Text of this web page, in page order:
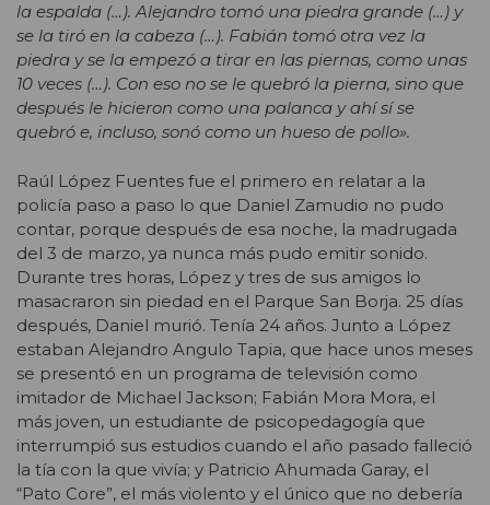
la espalda (…). Alejandro tomó una piedra grande (…) y
se la tiró en la cabeza (…). Fabián tomó otra vez la
piedra y se la empezó a tirar en las piernas, como unas
10 veces (…). Con eso no se le quebró la pierna, sino que
después le hicieron como una palanca y ahí sí se
quebró e, incluso, sonó como un hueso de pollo».
Raúl López Fuentes fue el primero en relatar a la
policía paso a paso lo que Daniel Zamudio no pudo
contar, porque después de esa noche, la madrugada
del 3 de marzo, ya nunca más pudo emitir sonido.
Durante tres horas, López y tres de sus amigos lo
masacraron sin piedad en el Parque San Borja. 25 días
después, Daniel murió. Tenía 24 años. Junto a López
estaban Alejandro Angulo Tapia, que hace unos meses
se presentó en un programa de televisión como
imitador de Michael Jackson; Fabián Mora Mora, el
más joven, un estudiante de psicopedagogía que
interrumpió sus estudios cuando el año pasado falleció
la tía con la que vivía; y Patricio Ahumada Garay, el
“Pato Core”, el más violento y el único que no debería